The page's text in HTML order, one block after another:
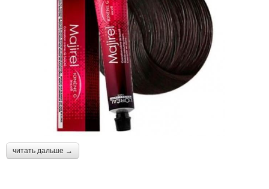
читать дальше →